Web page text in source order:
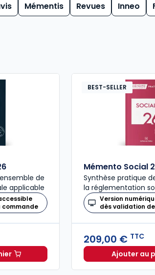
Mémentis Revues Inneo
de
applicable
commande
Fiscal 2026 à 215,00 € TTC
BEST-SELLER
Mémento Social
Synthèse pratique
la réglementation
Version
dès validation
209,00 € TTC
Ajouter au